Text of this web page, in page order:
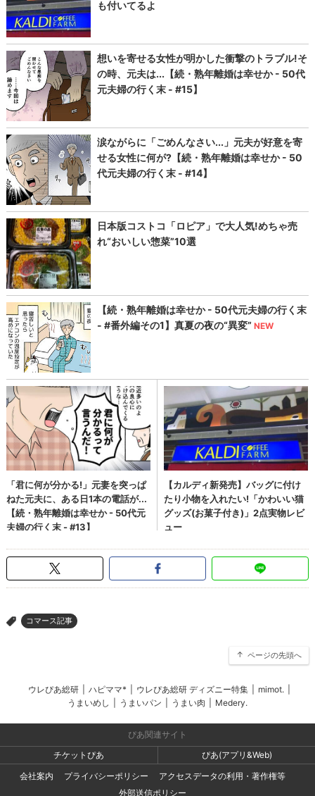
> コマース記事
ページの先頭へ
ウレぴあ総研 ハピママ* ウレぴあ総研 ディズニー特集 mimot.
うまいめし
うまいパン うまい肉 Medery.
ぴあ関連サイト
チケットぴあ
ぴあ(アプリ&Web)
会社案内
プライバシーポリシー
アクセスデータの利用・著作権等
外部送信ポリシー